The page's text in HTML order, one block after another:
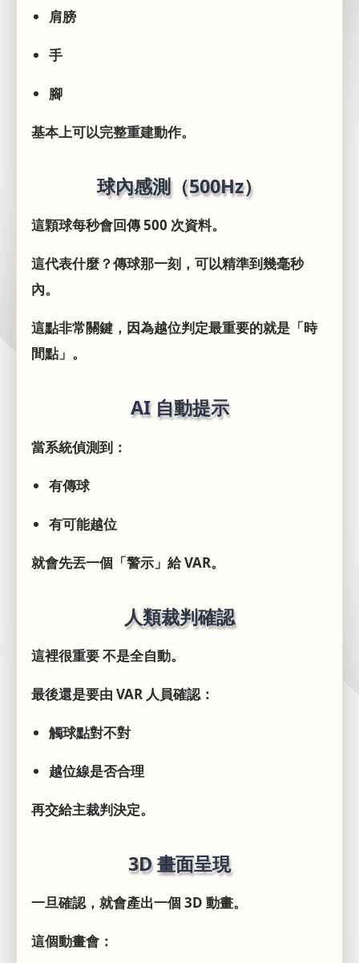
肩膀
手
腳
基本上可以完整重建動作。
球內感測（500Hz）
這顆球每秒會回傳 500 次資料。
這代表什麼？傳球那一刻，可以精準到幾毫秒
內。
這點非常關鍵，因為越位判定最重要的就是「時
間點」。
AI 自動提示
當系統偵測到：
有傳球
有可能越位
就會先丟一個「警示」給 VAR。
人類裁判確認
這裡很重要 不是全自動。
最後還是要由 VAR 人員確認：
觸球點對不對
越位線是否合理
再交給主裁判決定。
3D 畫面呈現
一旦確認，就會產出一個 3D 動畫。
這個動畫會：